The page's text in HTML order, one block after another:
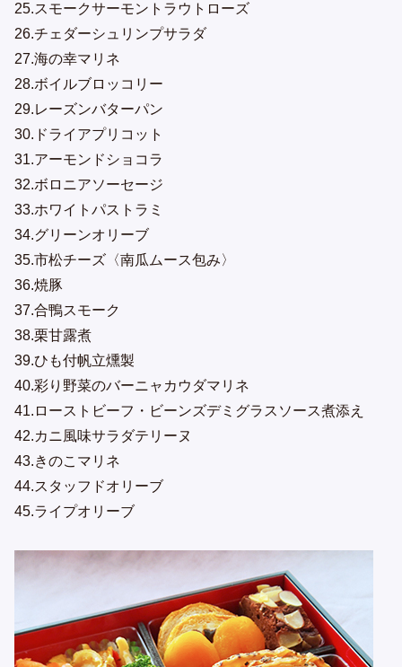
25.スモークサーモントラウトローズ
26.チェダーシュリンプサラダ
27.海の幸マリネ
28.ボイルブロッコリー
29.レーズンバターパン
30.ドライアプリコット
31.アーモンドショコラ
32.ボロニアソーセージ
33.ホワイトパストラミ
34.グリーンオリーブ
35.市松チーズ〈南瓜ムース包み〉
36.焼豚
37.合鴨スモーク
38.栗甘露煮
39.ひも付帆立燻製
40.彩り野菜のバーニャカウダマリネ
41.ローストビーフ・ビーンズデミグラスソース煮添え
42.カニ風味サラダテリーヌ
43.きのこマリネ
44.スタッフドオリーブ
45.ライプオリーブ